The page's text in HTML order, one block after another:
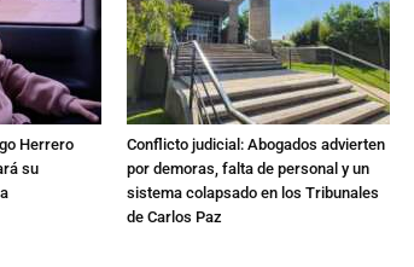
Herrero
su
Conflicto judicial: Abogados advierten
por demoras, falta de personal y un
sistema colapsado en los Tribunales
de Carlos Paz